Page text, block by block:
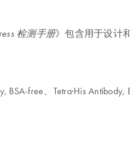
检测手册》包含用于设计
BSA-free、Tetra·His